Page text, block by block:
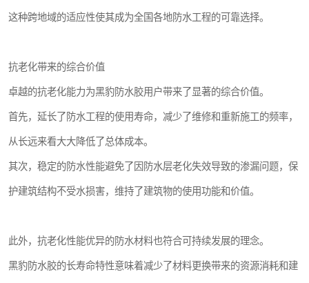
这种跨地域的适应性使其成为全国各地防水工程的可靠选择。
抗老化带来的综合价值
卓越的抗老化能力为黑豹防水胶用户带来了显著的综合价值。
首先，延长了防水工程的使用寿命，减少了维修和重新施工的频率，
从长远来看大大降低了总体成本。
其次，稳定的防水性能避免了因防水层老化失效导致的渗漏问题，保
护建筑结构不受水损害，维持了建筑物的使用功能和价值。
此外，抗老化性能优异的防水材料也符合可持续发展的理念。
黑豹防水胶的长寿命特性意味着减少了材料更换带来的资源消耗和建